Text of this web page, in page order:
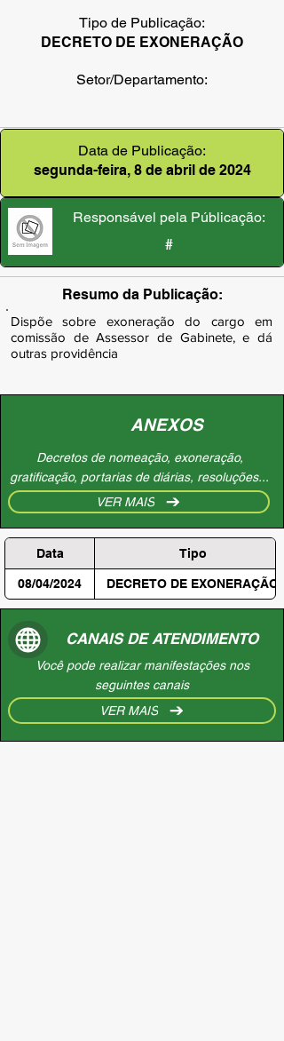
Tipo de Publicação:
DECRETO DE EXONERAÇÃO
Setor/Departamento:
Data de Publicação:
segunda-feira, 8 de abril de 2024
Responsável pela Públicação:
#
Resumo da Publicação:
Dispõe sobre exoneração do cargo em
comissão de Assessor de Gabinete, e dá
outras providência
ANEXOS
Decretos de nomeação, exoneração,
gratificação, portarias de diárias, resoluções...
VER MAIS
Data Tipo
08/04/2024 DECRETO DE EXONERAÇÃO
CANAIS DE ATENDIMENTO
Você pode realizar manifestações nos
seguintes canais
VER MAIS